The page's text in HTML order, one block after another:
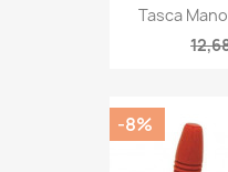
Tasca
-8%